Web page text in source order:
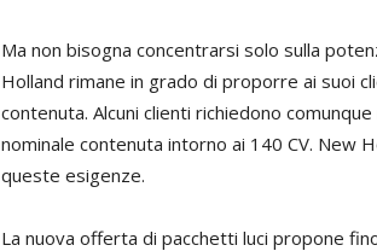
Ma non bisogna concentrarsi solo sulla
Holland rimane in grado di proporre ai suoi
contenuta. Alcuni clienti richiedono
nominale contenuta intorno ai 140 CV. New
queste esigenze.
La nuova offerta di pacchetti luci propone